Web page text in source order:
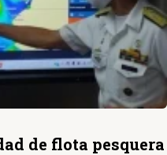
de flota pesquera